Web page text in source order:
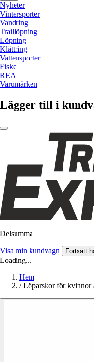
Nyheter
Vintersporter
Vandring
Traillöpning
Löpning
Klättring
Vattensporter
Fiske
REA
Varumärken
Lägger till i
Delsumma
Visa min kundvagn Fortsätt
Loading...
Hem
/ Löparskor för kvinnor